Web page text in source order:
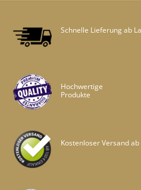
Schnelle Lieferung ab
Hochwertige
Produkte
Kostenloser Versand